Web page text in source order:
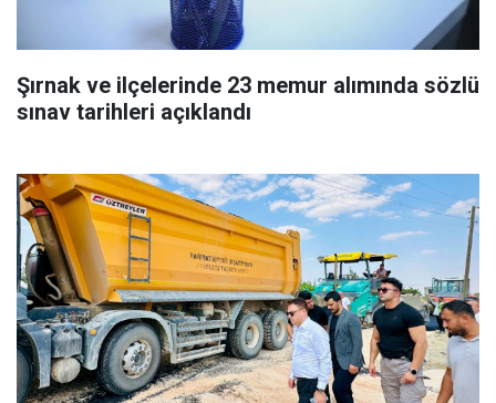
Şırnak ve ilçelerinde 23 memur alımında sözlü
sınav tarihleri açıklandı